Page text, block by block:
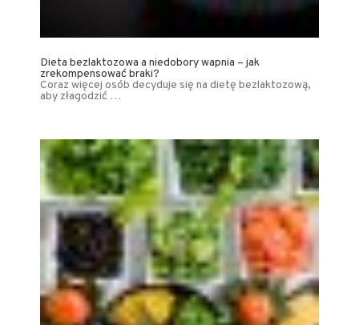
Dieta bezlaktozowa a niedobory wapnia – jak
zrekompensować braki?
Coraz więcej osób decyduje się na dietę bezlaktozową,
aby złagodzić …